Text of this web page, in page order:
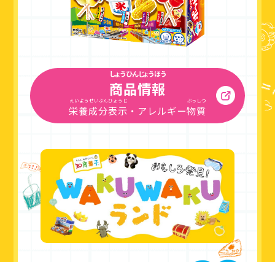
商品情報
しょうひんじょうほう
栄養成分表示
えいようせいぶんひょうじ
・アレルギー物質
ぶっしつ